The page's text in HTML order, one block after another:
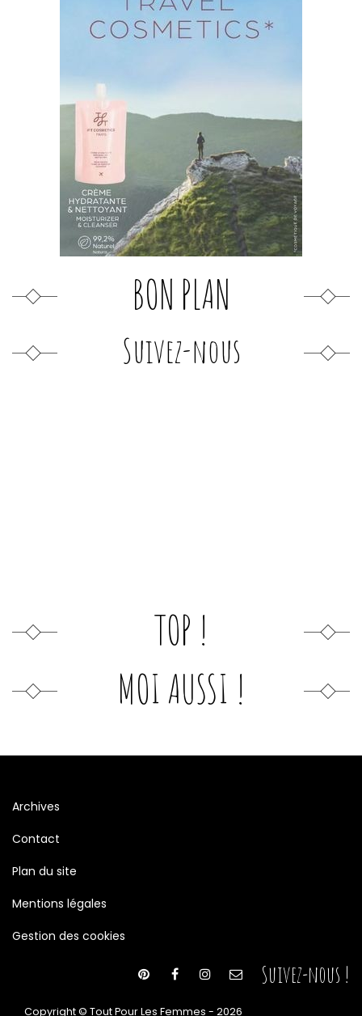
BON PLAN
Suivez-nous
TOP !
MOI AUSSI !
Archives
Contact
Plan du site
Mentions légales
Gestion des cookies
Suivez-nous !
Copyright © Tout Pour Les Femmes - 2026